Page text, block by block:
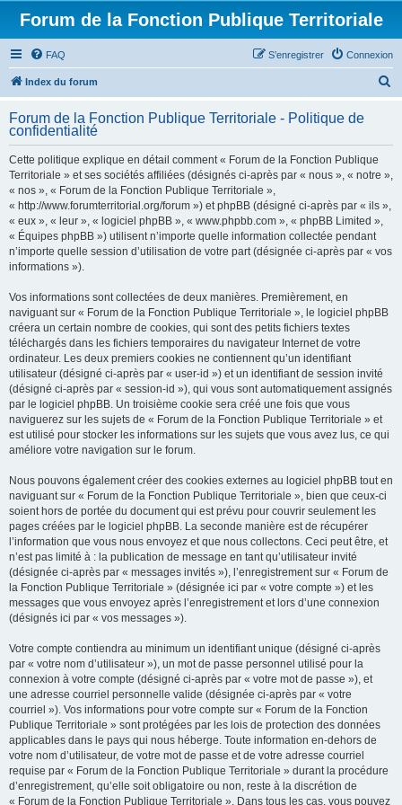
Forum de la Fonction Publique Territoriale
FAQ Connexion
S’enregistrer
Index du forum
h
Forum de la Fonction Publique Territoriale - Politique de
confidentialité
Cette politique explique en détail comment « Forum de la Fonction Publique
Territoriale » et ses sociétés affiliées (désignés ci-après par « nous », « notre »,
« nos », « Forum de la Fonction Publique Territoriale »,
« http://www.forumterritorial.org/forum ») et phpBB (désigné ci-après par « ils »,
« eux », « leur », « logiciel phpBB », « www.phpbb.com », « phpBB Limited »,
« Équipes phpBB ») utilisent n’importe quelle information collectée pendant
n’importe quelle session d’utilisation de votre part (désignée ci-après par « vos
informations »).
Vos informations sont collectées de deux manières. Premièrement, en
naviguant sur « Forum de la Fonction Publique Territoriale », le logiciel phpBB
créera un certain nombre de cookies, qui sont des petits fichiers textes
téléchargés dans les fichiers temporaires du navigateur Internet de votre
ordinateur. Les deux premiers cookies ne contiennent qu’un identifiant
utilisateur (désigné ci-après par « user-id ») et un identifiant de session invité
(désigné ci-après par « session-id »), qui vous sont automatiquement assignés
par le logiciel phpBB. Un troisième cookie sera créé une fois que vous
naviguerez sur les sujets de « Forum de la Fonction Publique Territoriale » et
est utilisé pour stocker les informations sur les sujets que vous avez lus, ce qui
améliore votre navigation sur le forum.
Nous pouvons également créer des cookies externes au logiciel phpBB tout en
naviguant sur « Forum de la Fonction Publique Territoriale », bien que ceux-ci
soient hors de portée du document qui est prévu pour couvrir seulement les
pages créées par le logiciel phpBB. La seconde manière est de récupérer
l’information que vous nous envoyez et que nous collectons. Ceci peut être, et
n’est pas limité à : la publication de message en tant qu’utilisateur invité
(désignée ci-après par « messages invités »), l’enregistrement sur « Forum de
la Fonction Publique Territoriale » (désignée ici par « votre compte ») et les
messages que vous envoyez après l’enregistrement et lors d’une connexion
(désignés ici par « vos messages »).
Votre compte contiendra au minimum un identifiant unique (désigné ci-après
par « votre nom d’utilisateur »), un mot de passe personnel utilisé pour la
connexion à votre compte (désigné ci-après par « votre mot de passe »), et
une adresse courriel personnelle valide (désignée ci-après par « votre
courriel »). Vos informations pour votre compte sur « Forum de la Fonction
Publique Territoriale » sont protégées par les lois de protection des données
applicables dans le pays qui nous héberge. Toute information en-dehors de
votre nom d’utilisateur, de votre mot de passe et de votre adresse courriel
requise par « Forum de la Fonction Publique Territoriale » durant la procédure
d’enregistrement, qu’elle soit obligatoire ou non, reste à la discrétion de
« Forum de la Fonction Publique Territoriale ». Dans tous les cas, vous pouvez